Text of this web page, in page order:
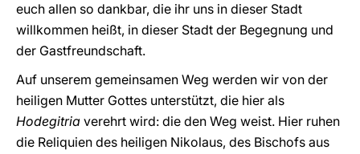
euch allen so dankbar, die ihr uns in dieser Stadt
willkommen heißt, in dieser Stadt der Begegnung und
der Gastfreundschaft.
Auf unserem gemeinsamen Weg werden wir von der
heiligen Mutter Gottes unterstützt, die hier als
Hodegitria verehrt wird: die den Weg weist. Hier ruhen
die Reliquien des heiligen Nikolaus, des Bischofs aus